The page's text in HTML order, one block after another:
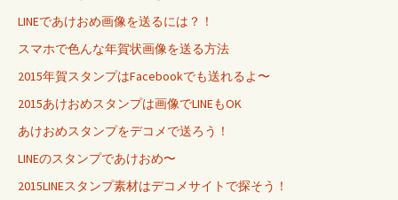
LINEであけおめ画像を送るには？！
スマホで色んな年賀状画像を送る方法
2015年賀スタンプはFacebookでも送れるよ〜
2015あけおめスタンプは画像でLINEもOK
あけおめスタンプをデコメで送ろう！
LINEのスタンプであけおめ〜
2015LINEスタンプ素材はデコメサイトで探そう！